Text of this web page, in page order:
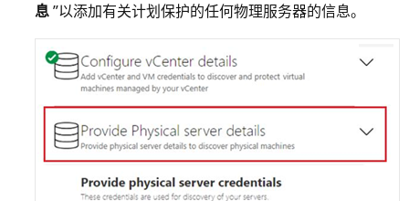
息”以添加有关计划保护的任何物理服务器的信息。